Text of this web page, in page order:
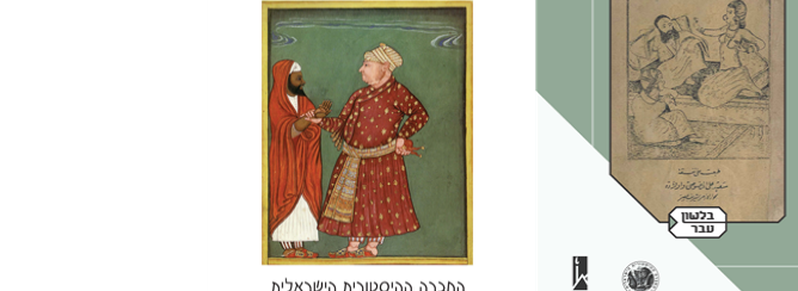
הנחת אתר ספר מודפס
$35
$32
הנחת אתר ספר מודפס
$29
$26